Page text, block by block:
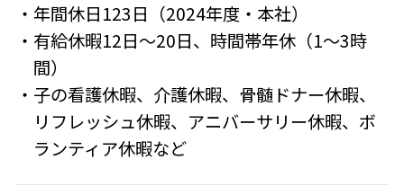
・年間休日123日（2024年度・本社）
・有給休暇12日～20日、時間帯年休（1～3時
間）
・子の看護休暇、介護休暇、骨髄ドナー休暇、
リフレッシュ休暇、アニバーサリー休暇、ボ
ランティア休暇など